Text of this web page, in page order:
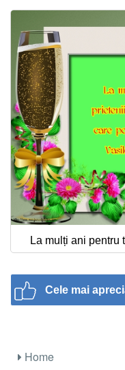
La mulți ani pentru
Cele mai
Home